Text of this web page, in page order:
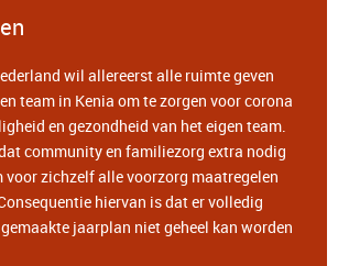
wil allereerst alle ruimte geven
team in Kenia om te zorgen voor corona
en gezondheid van het eigen team.
community en familiezorg extra nodig
voor zichzelf alle voorzorg maatregelen
hiervan is dat er volledig
jaarplan niet geheel kan worden